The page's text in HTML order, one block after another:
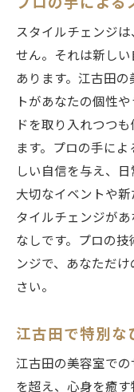
スタイルチェンジ
せん。それは新し
あります。江古田
トがあなたの個性
ドを取り入れつつ
ます。プロの手に
しい自信を与え、
大切なイベントや
タイルチェンジが
なしです。プロの
ンジで、あなただ
さい。
江古田で特別な
江古田の美容室で
を超え、心身を癒